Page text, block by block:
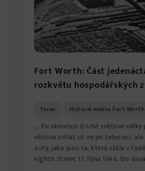
Fort Worth: Část
rozkvětu hospodářských
Texas Historie města Fort Worth
... Po skončení druhé světové války
většina zvířat už ne po železnici,
auty, jako jsou ta, která stála v
eighth Street 17. října 1946. Do